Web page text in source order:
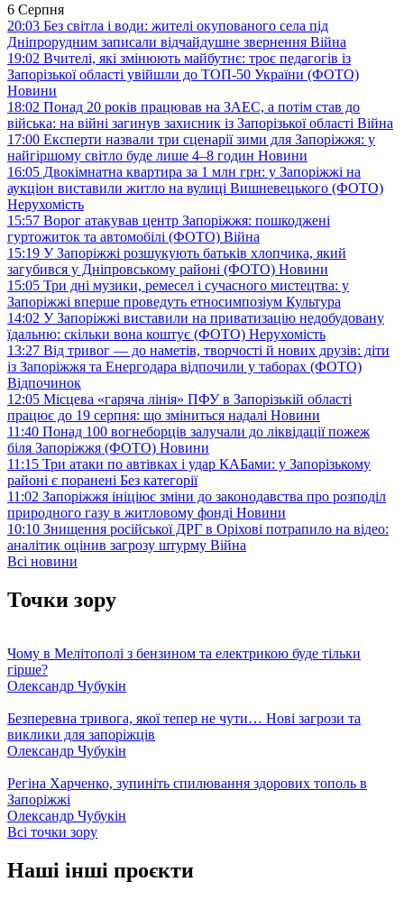
6 Серпня
20:03 Без світла і води: жителі окупованого села під
Дніпрорудним записали відчайдушне звернення Війна
19:02 Вчителі, які змінюють майбутнє: троє педагогів із
Запорізької області увійшли до ТОП-50 України (ФОТО)
Новини
18:02 Понад 20 років працював на ЗАЕС, а потім став до
війська: на війні загинув захисник із Запорізької області Війна
17:00 Експерти назвали три сценарії зими для Запоріжжя: у
найгіршому світло буде лише 4–8 годин Новини
16:05 Двокімнатна квартира за 1 млн грн: у Запоріжжі на
аукціон виставили житло на вулиці Вишневецького (ФОТО)
Нерухомість
15:57 Ворог атакував центр Запоріжжя: пошкоджені
гуртожиток та автомобілі (ФОТО) Війна
15:19 У Запоріжжі розшукують батьків хлопчика, який
загубився у Дніпровському районі (ФОТО) Новини
15:05 Три дні музики, ремесел і сучасного мистецтва: у
Запоріжжі вперше проведуть етносимпозіум Культура
14:02 У Запоріжжі виставили на приватизацію недобудовану
їдальню: скільки вона коштує (ФОТО) Нерухомість
13:27 Від тривог — до наметів, творчості й нових друзів: діти
із Запоріжжя та Енергодара відпочили у таборах (ФОТО)
Відпочинок
12:05 Місцева «гаряча лінія» ПФУ в Запорізькій області
працює до 19 серпня: що зміниться надалі Новини
11:40 Понад 100 вогнеборців залучали до ліквідації пожеж
біля Запоріжжя (ФОТО) Новини
11:15 Три атаки по автівках і удар КАБами: у Запорізькому
районі є поранені Без категорії
11:02 Запоріжжя ініціює зміни до законодавства про розподіл
природного газу в житловому фонді Новини
10:10 Знищення російської ДРГ в Оріхові потрапило на відео:
аналітик оцінив загрозу штурму Війна
Всі новини
Точки зору
Чому в Мелітополі з бензином та електрикою буде тільки
гірше?
Олександр Чубукін
Безперевна тривога, якої тепер не чути… Нові загрози та
виклики для запоріжців
Олександр Чубукін
Регіна Харченко, зупиніть спилювання здорових тополь в
Запоріжжі
Олександр Чубукін
Всі точки зору
Наші інші проєкти